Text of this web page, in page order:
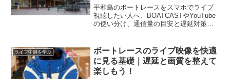
平和島のボートレースをスマホでライブ
視聴したい人へ、BOATCASTやYouTube
の使い分け、通信量の目安と遅延対策、
ライブ中継を学ぶ
ボートレースのライブ映像を快適
に見る基礎｜遅延と画質を整えて
楽しもう！